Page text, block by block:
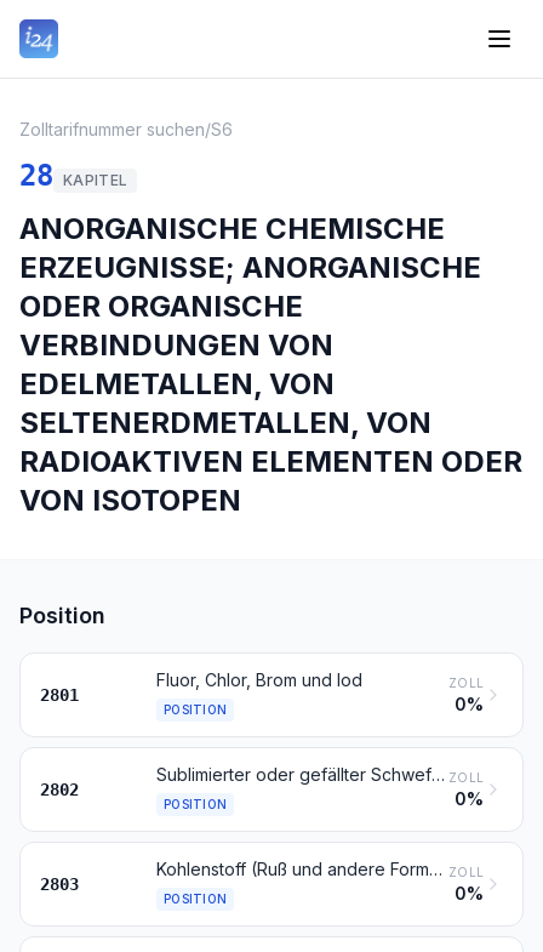
Zolltarifnummer suchen/S6
28 KAPITEL
ANORGANISCHE CHEMISCHE
ERZEUGNISSE; ANORGANISCHE
ODER ORGANISCHE
VERBINDUNGEN VON
EDELMETALLEN, VON
SELTENERDMETALLEN, VON
RADIOAKTIVEN ELEMENTEN ODER
VON ISOTOPEN
Position
2801
Fluor, Chlor, Brom und Iod
POSITION
ZOLL
0%
2802
Sublimierter oder gefällter Schwefel; kolloider Schwefel
POSITION
ZOLL
0%
2803
Kohlenstoff (Ruß und andere Formen von Kohlenstoff, anderweit weder genannt noch inbegriffen)
POSITION
ZOLL
0%